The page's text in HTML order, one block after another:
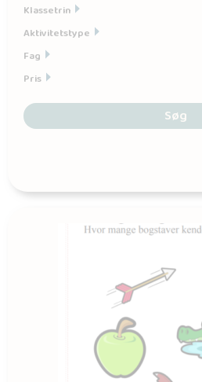
Klassetrin
Aktivitetstype
Fag
Pris
Søg